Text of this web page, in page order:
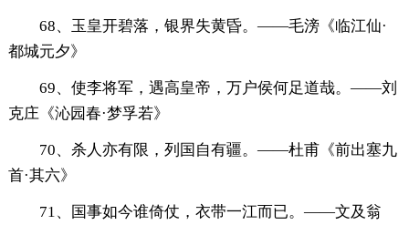
68、玉皇开碧落，银界失黄昏。——毛滂《临江仙·
都城元夕》
69、使李将军，遇高皇帝，万户侯何足道哉。——刘
克庄《沁园春·梦孚若》
70、杀人亦有限，列国自有疆。——杜甫《前出塞九
首·其六》
71、国事如今谁倚仗，衣带一江而已。——文及翁